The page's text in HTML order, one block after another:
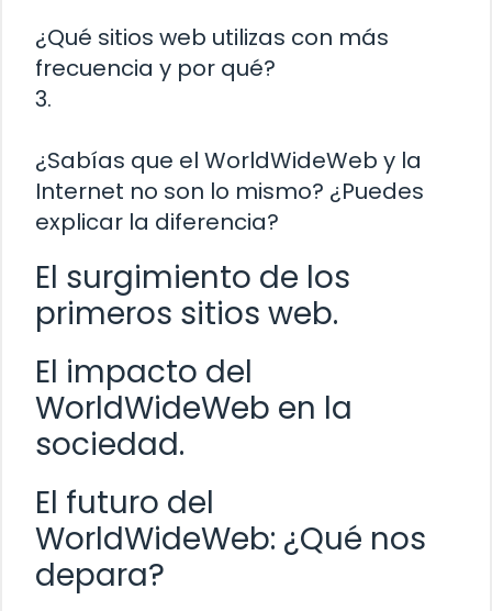
¿Qué sitios web utilizas con más
frecuencia y por qué?
3.
¿Sabías que el WorldWideWeb y la
Internet no son lo mismo? ¿Puedes
explicar la diferencia?
El surgimiento de los
primeros sitios web.
El impacto del
WorldWideWeb en la
sociedad.
El futuro del
WorldWideWeb: ¿Qué nos
depara?